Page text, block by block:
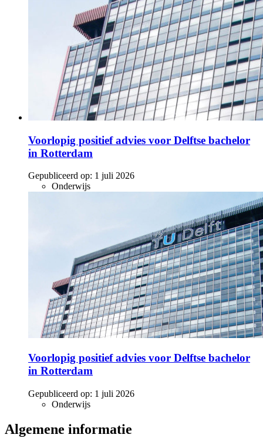
Voorlopig positief advies voor Delftse bachelor
in Rotterdam
Gepubliceerd op: 1 juli 2026
Onderwijs
Voorlopig positief advies voor Delftse bachelor
in Rotterdam
Gepubliceerd op: 1 juli 2026
Onderwijs
Algemene informatie